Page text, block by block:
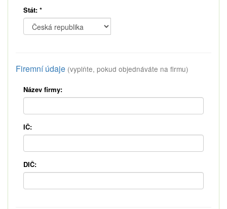
Stát: *
Firemní údaje (vyplňte, pokud objednáváte na firmu)
Název firmy:
IČ:
DIČ: